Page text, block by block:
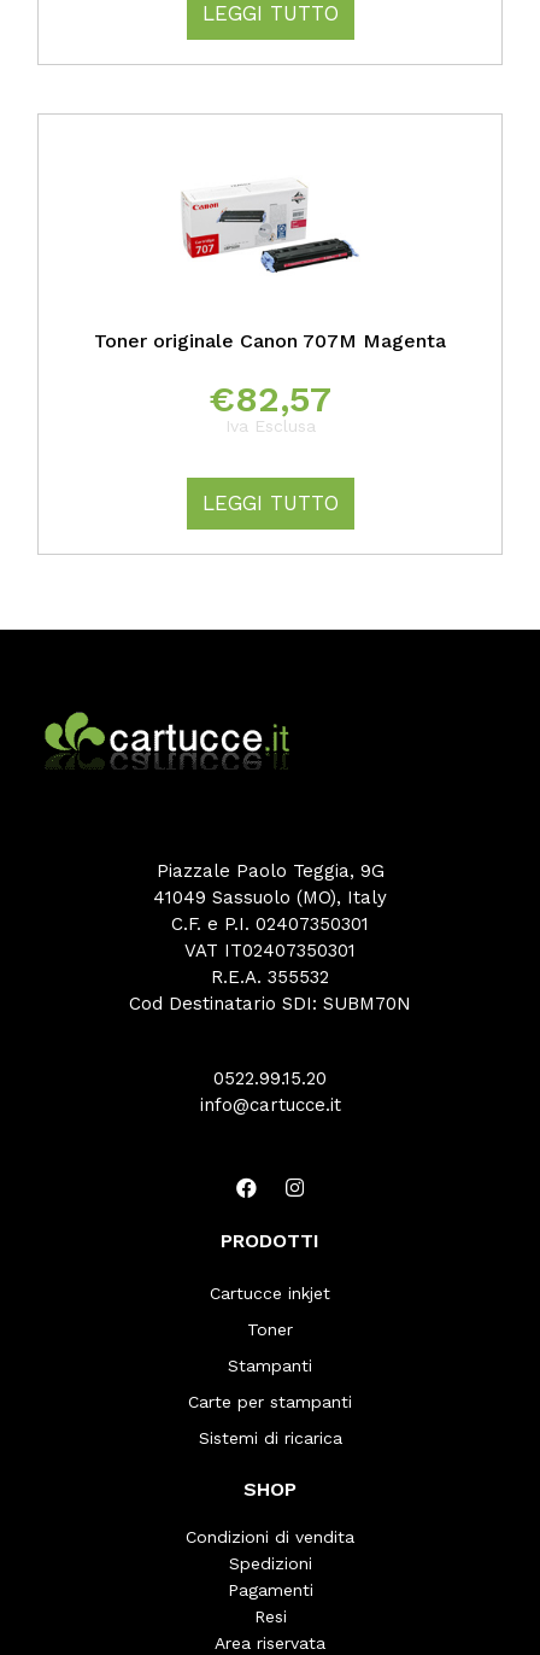
LEGGI TUTTO
Toner originale Canon 707M Magenta
€82,57
Iva Esclusa
LEGGI TUTTO
Piazzale Paolo Teggia, 9G
41049 Sassuolo (MO), Italy
C.F. e P.I. 02407350301
VAT IT02407350301
R.E.A. 355532
Cod Destinatario SDI: SUBM70N
0522.99.15.20
info@cartucce.it
PRODOTTI
Cartucce inkjet
Toner
Stampanti
Carte per stampanti
Sistemi di ricarica
SHOP
Condizioni di vendita
Spedizioni
Pagamenti
Resi
Area riservata